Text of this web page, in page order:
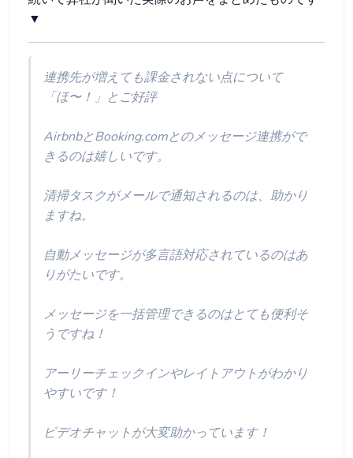
▼
連携先が増えても課金されない点について
「ほ〜！」とご好評
AirbnbとBooking.comとのメッセージ連携がで
きるのは嬉しいです。
清掃タスクがメールで通知されるのは、助かり
ますね。
自動メッセージが多言語対応されているのはあ
りがたいです。
メッセージを一括管理できるのはとても便利そ
うですね！
アーリーチェックインやレイトアウトがわかり
やすいです！
ビデオチャットが大変助かっています！